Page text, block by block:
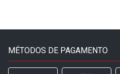
MÉTODOS DE PAGAMENTO